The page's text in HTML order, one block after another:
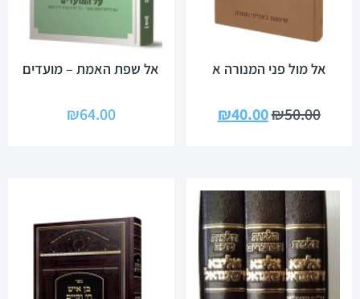
אל מול פני המנורה א
₪50.00
₪40.00
אל שפת האמת – מועדים
₪64.00